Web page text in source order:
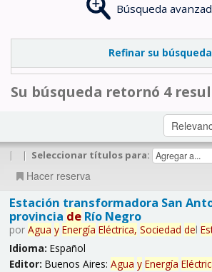
Búsqueda
Refinar su búsqueda
Su búsqueda retornó 4
| | Seleccionar títulos para:
Hacer reserva
Estación transformadora San
provincia deRío Negro
por Agua y Energía Eléctrica, Sociedad del
Idioma: Español
Editor: Buenos Aires: Agua y Energía